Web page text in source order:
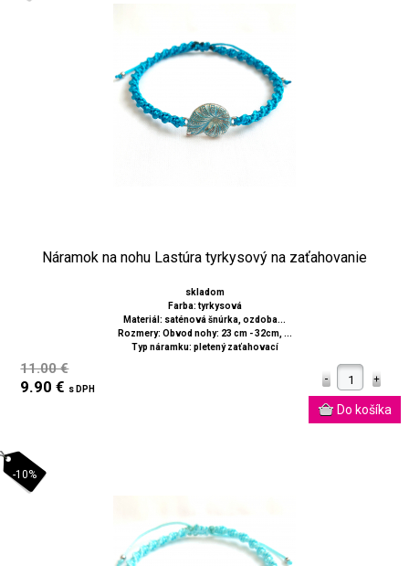
Náramok na nohu Lastúra tyrkysový na zaťahovanie
skladom
Farba: tyrkysová
Materiál: saténová šnúrka, ozdoba...
Rozmery: Obvod nohy: 23 cm - 32cm, ...
Typ náramku: pletený zaťahovací
11.00 €
9.90 € s DPH
-10%